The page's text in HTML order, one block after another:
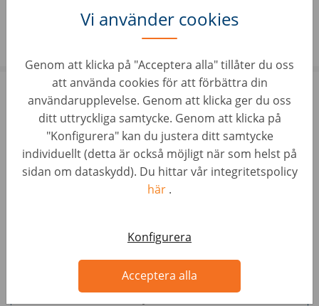
Vi använder cookies
Genom att klicka på "Acceptera alla" tillåter du oss
att använda cookies för att förbättra din
användarupplevelse. Genom att klicka ger du oss
ditt uttryckliga samtycke. Genom att klicka på
"Konfigurera" kan du justera ditt samtycke
individuellt (detta är också möjligt när som helst på
sidan om dataskydd). Du hittar vår integritetspolicy
här .
Konfigurera
Acceptera alla
Apply now!
Complete your job application by uploading your CV at the
top of this application form. You can upload additional
attachments, such as a cover letter or portfolio at the
Attach your resume here